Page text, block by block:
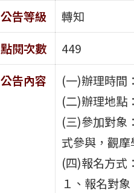
公告等級
轉知
點閱次數
449
公告內容
(一)辦理時間
(二)辦理地點
(三)參加對象
式參與，觀
(四)報名方式：
１、報名對